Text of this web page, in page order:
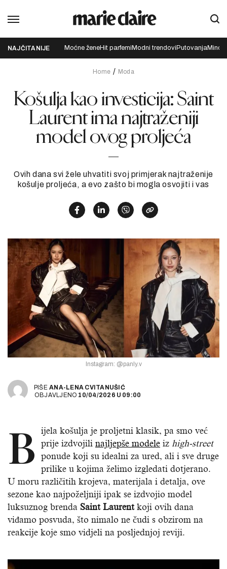
NAJČITANIJE Moćne ženeHit parfemi Modni trendovi Putovanja
Home Moda
Košulja kao investicija: Saint
Laurent ima najtraženiji
model ovog proljeća
Ovih dana svi žele uhvatiti svoj primjerak najtraženije
košulje proljeća, a evo zašto bi mogla osvojiti i vas
Instagram: @panly.v
PIŠEANA-LENA CVITANUŠIĆ
OBJAVLJENO 10/04/2026 U 09:00
B
ijela košulja je proljetni klasik, pa smo već
prije izdvojili najljepše modele iz high-street
ponude koji su idealni za ured, ali i sve druge
prilike u kojima želimo izgledati dotjerano.
U moru različitih krojeva, materijala i detalja, ove
sezone kao najpoželjniji ipak se izdvojio model
luksuznog brenda Saint Laurentkoji ovih dana
viđamo posvuda, što nimalo ne čudi s obzirom na
reakcije koje smo vidjeli na posljednjoj reviji.